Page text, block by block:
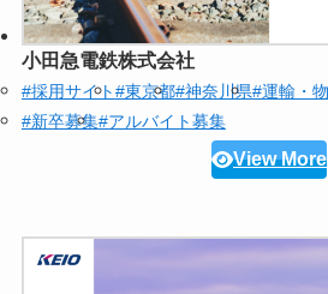
小田急電鉄株式会社
#採用サイト#東京都#神奈川県#運輸・
#新卒募集#アルバイト募集
View More